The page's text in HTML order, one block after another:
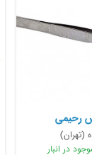
رحیمی
(تهران)
در انبار